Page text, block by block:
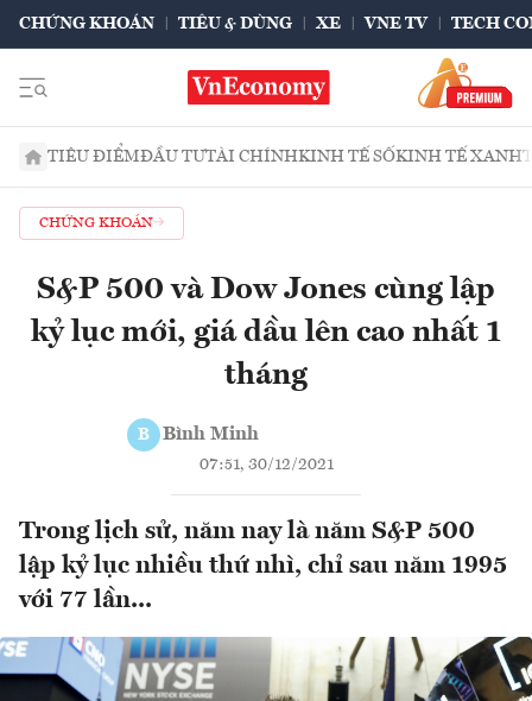
CHỨNG KHOÁN TIÊU & DÙNG XE VNE TV TECH
TIÊU ĐIỂMĐẦU TƯTÀI CHÍNHKINH TẾ SỐKINH TẾ XANH
CHỨNG KHOÁN
S&P 500 và Dow Jones cùng lập
kỷ lục mới, giá dầu lên cao nhất 1
tháng
B Bình Minh
07:51, 30/12/2021
Trong lịch sử, năm nay là năm S&P 500
lập kỷ lục nhiều thứ nhì, chỉ sau năm 1995
với 77 lần...